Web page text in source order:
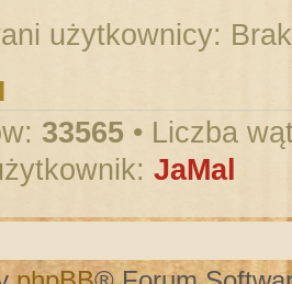
użytkownicy:
33565 • Liczba
JaMal